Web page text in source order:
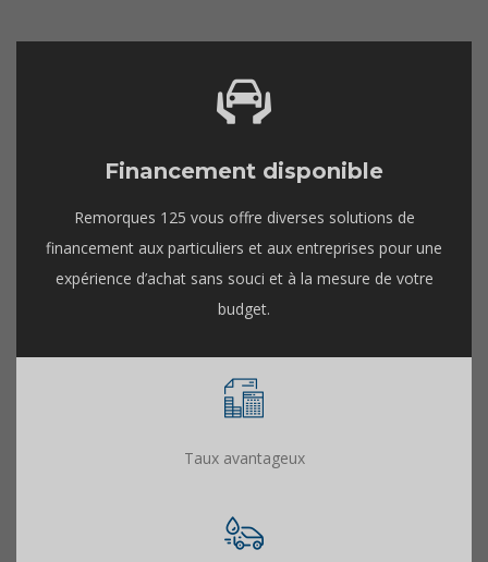
Financement disponible
Remorques 125 vous offre diverses solutions de
financement aux particuliers et aux entreprises pour une
expérience d’achat sans souci et à la mesure de votre
budget.
Taux avantageux